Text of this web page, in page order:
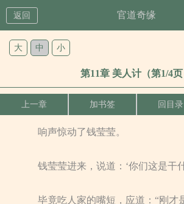
返回 官道奇缘
大 中 小
第11章 美人计（第1/4页
上一章 加书签 回目录
响声惊动了钱莹莹。
钱莹莹进来，说道：‘你们这是干
毕竟吃人家的嘴短，应道：“刚才